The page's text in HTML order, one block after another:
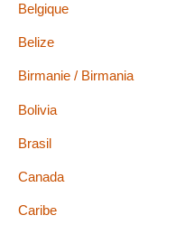
Belgique
Belize
Birmanie / Birmania
Bolivia
Brasil
Canada
Caribe